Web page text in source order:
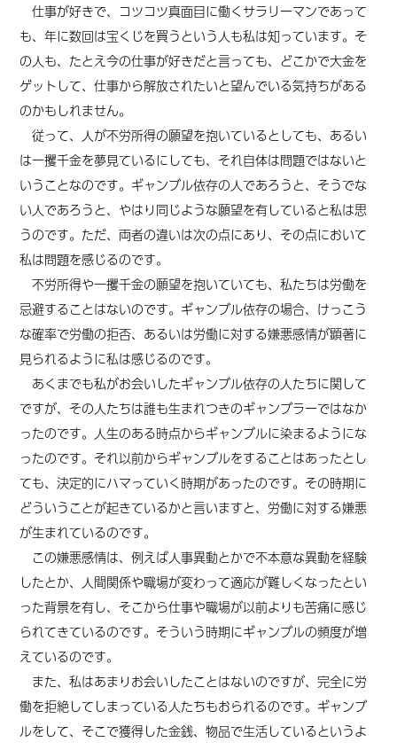
仕事が好きで、コツコツ真面目に働くサラリーマンであって
も、年に数回は宝くじを買うという人も私は知っています。そ
の人も、たとえ今の仕事が好きだと言っても、どこかで大金を
ゲットして、仕事から解放されたいと望んでいる気持ちがある
のかもしれません。
従って、人が不労所得の願望を抱いているとしても、あるい
は一攫千金を夢見ているにしても、それ自体は問題ではないと
いうことなのです。ギャンブル依存の人であろうと、そうでな
い人であろうと、やはり同じような願望を有していると私は思
うのです。ただ、両者の違いは次の点にあり、その点において
私は問題を感じるのです。
不労所得や一攫千金の願望を抱いていても、私たちは労働を
忌避することはないのです。ギャンブル依存の場合、けっこう
な確率で労働の拒否、あるいは労働に対する嫌悪感情が顕著に
見られるように私は感じるのです。
あくまでも私がお会いしたギャンブル依存の人たちに関して
ですが、その人たちは誰も生まれつきのギャンブラーではなか
ったのです。人生のある時点からギャンブルに染まるようにな
ったのです。それ以前からギャンブルをすることはあったとし
ても、決定的にハマっていく時期があったのです。その時期に
どういうことが起きているかと言いますと、労働に対する嫌悪
が生まれているのです。
この嫌悪感情は、例えば人事異動とかで不本意な異動を経験
したとか、人間関係や職場が変わって適応が難しくなったとい
った背景を有し、そこから仕事や職場が以前よりも苦痛に感じ
られてきているのです。そういう時期にギャンブルの頻度が増
えているのです。
また、私はあまりお会いしたことはないのですが、完全に労
働を拒絶してしまっている人たちもおられるのです。ギャンブ
ルをして、そこで獲得した金銭、物品で生活しているというよ